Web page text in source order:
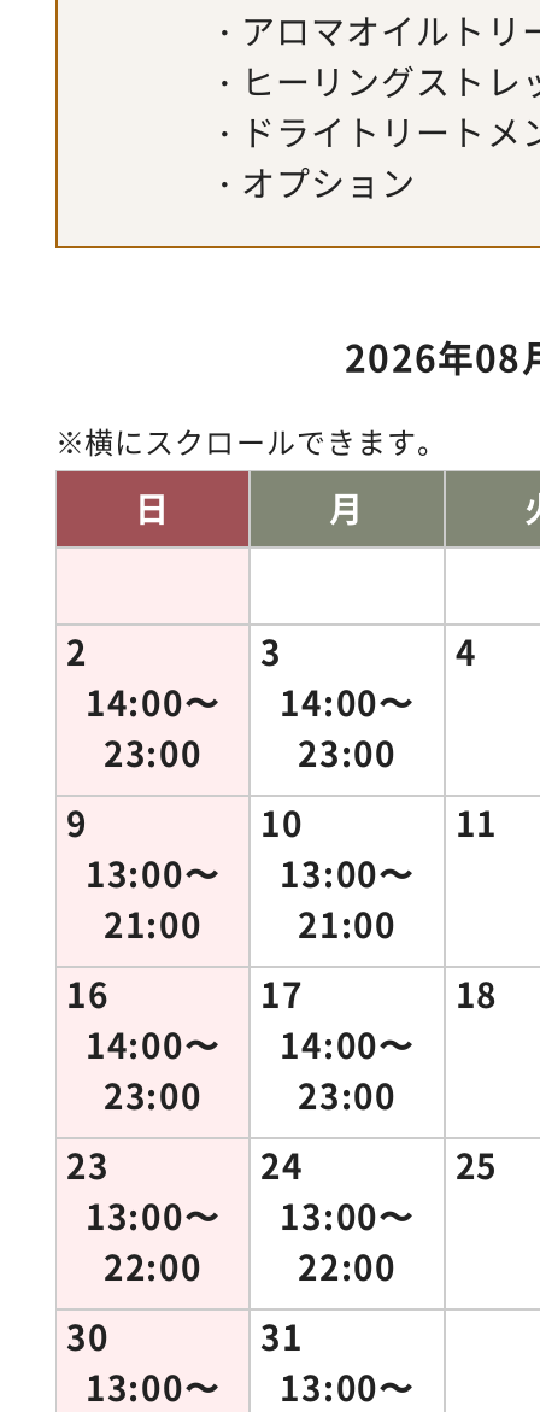
アロマオイルトリ
ヒーリングストレ
ドライトリートメ
オプション
横にスクロールできます。
2026年08
日 月
2
14:00〜
23:00
3
14:00〜
23:00
4
9
13:00〜
21:00
10
13:00〜
21:00
11
16
14:00〜
23:00
17
14:00〜
23:00
18
23
13:00〜
22:00
24
13:00〜
22:00
25
30
13:00〜
31
13:00〜